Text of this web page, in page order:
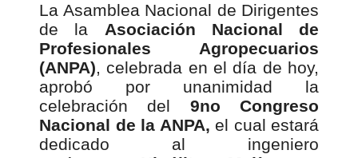
La Asamblea Nacional de Dirigentes
de la Asociación Nacional de
Profesionales Agropecuarios
(ANPA), celebrada en el día de hoy,
aprobó por unanimidad la
celebración del 9no Congreso
Nacional de la ANPA, el cual estará
dedicado al ingeniero